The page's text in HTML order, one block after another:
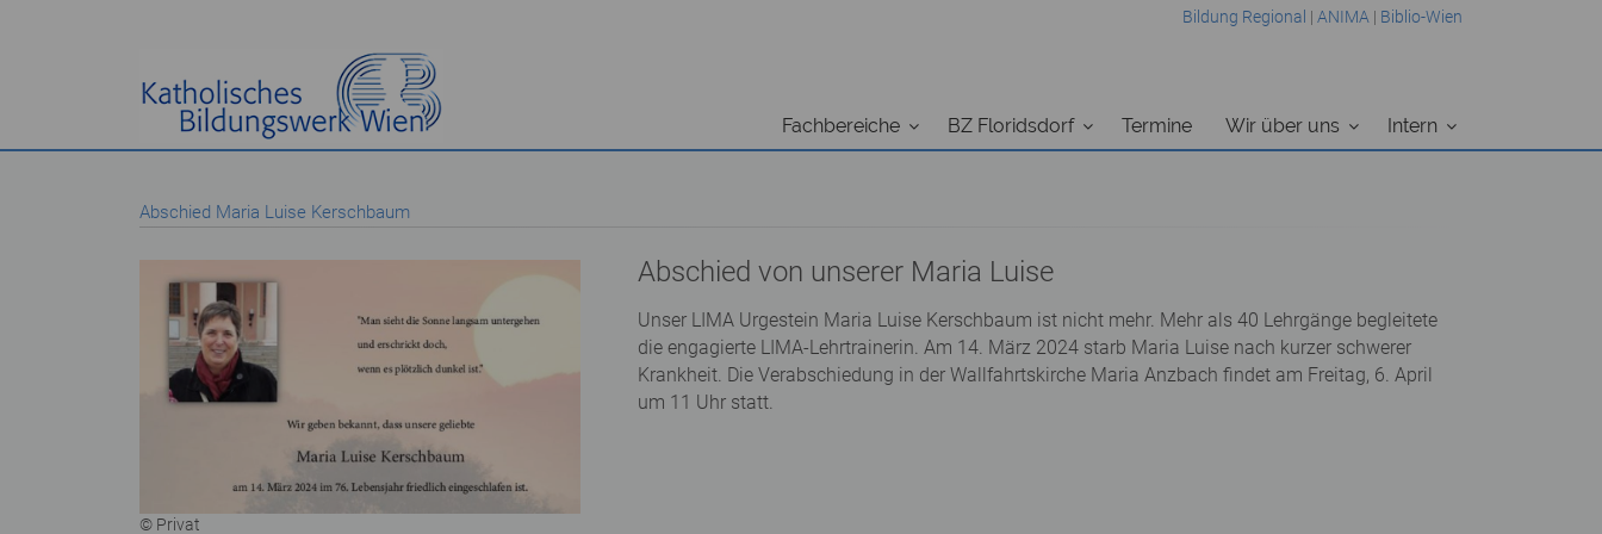
Bildung Regional | ANIMA | Biblio-Wien
Fachbereiche BZ Floridsdorf Termine Wir über uns Intern
Abschied Maria Luise Kerschbaum
© Privat
Abschied von unserer Maria Luise
Unser LIMA Urgestein Maria Luise Kerschbaum ist nicht mehr. Mehr als 40 Lehrgänge begleitete
die engagierte LIMA-Lehrtrainerin. Am 14. März 2024 starb Maria Luise nach kurzer schwerer
Krankheit. Die Verabschiedung in der Wallfahrtskirche Maria Anzbach findet am Freitag, 6. April
um 11 Uhr statt.